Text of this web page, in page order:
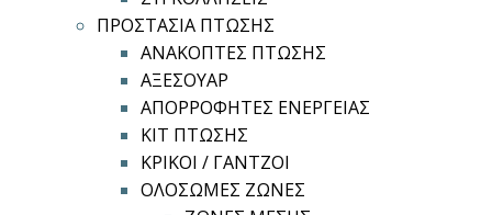
ΠΡΟΣΤΑΣΙΑ ΠΤΩΣΗΣ
ΑΝΑΚΟΠΤΕΣ ΠΤΩΣΗΣ
ΑΞΕΣΟΥΑΡ
ΑΠΟΡΡΟΦΗΤΕΣ ΕΝΕΡΓΕΙΑΣ
ΚΙΤ ΠΤΩΣΗΣ
ΚΡΙΚΟΙ / ΓΑΝΤΖΟΙ
ΟΛΟΣΩΜΕΣ ΖΩΝΕΣ